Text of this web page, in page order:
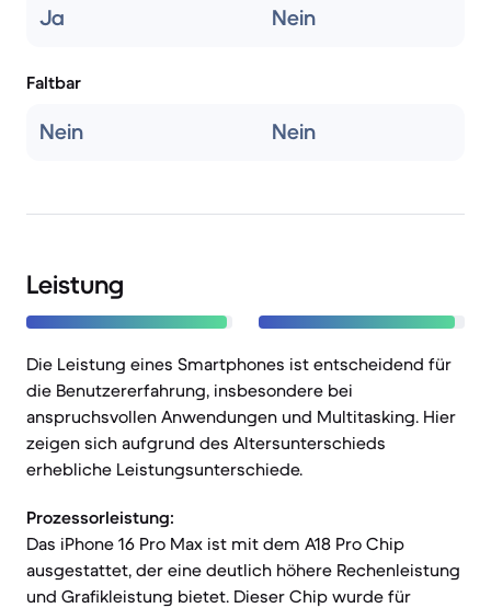
Ja Nein
Faltbar
Nein Nein
Leistung
Die Leistung eines Smartphones ist entscheidend für
die Benutzererfahrung, insbesondere bei
anspruchsvollen Anwendungen und Multitasking. Hier
zeigen sich aufgrund des Altersunterschieds
erhebliche Leistungsunterschiede.
Prozessorleistung:
Das iPhone 16 Pro Max ist mit dem A18 Pro Chip
ausgestattet, der eine deutlich höhere Rechenleistung
und Grafikleistung bietet. Dieser Chip wurde für